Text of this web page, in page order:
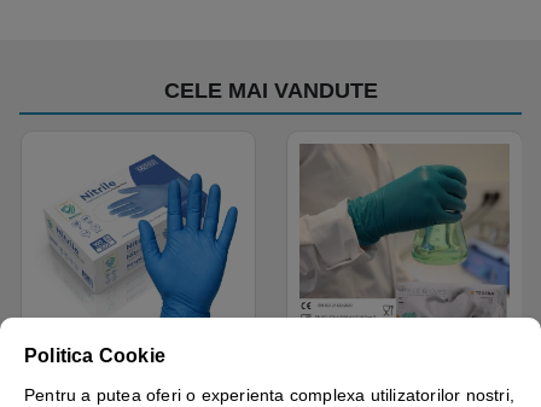
CELE MAI VANDUTE
albastre, de unica
Tegera 84510, verzi,
Politica Cookie
Pentru a putea oferi o experienta complexa utilizatorilor nostri,